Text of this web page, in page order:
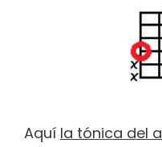
Aquí la tónica del